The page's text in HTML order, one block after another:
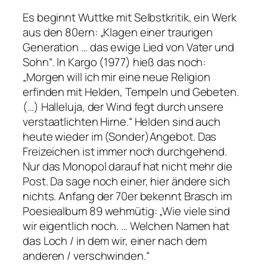
Es beginnt Wuttke mit Selbstkritik, ein Werk
aus den 80ern: „Klagen einer traurigen
Generation … das ewige Lied von Vater und
Sohn“. In Kargo (1977) hieß das noch:
„Morgen will ich mir eine neue Religion
erfinden mit Helden, Tempeln und Gebeten.
(…) Halleluja, der Wind fegt durch unsere
verstaatlichten Hirne.“ Helden sind auch
heute wieder im (Sonder)Angebot. Das
Freizeichen ist immer noch durchgehend.
Nur das Monopol darauf hat nicht mehr die
Post. Da sage noch einer, hier ändere sich
nichts. Anfang der 70er bekennt Brasch im
Poesiealbum 89 wehmütig: „Wie viele sind
wir eigentlich noch. … Welchen Namen hat
das Loch / in dem wir, einer nach dem
anderen / verschwinden.“